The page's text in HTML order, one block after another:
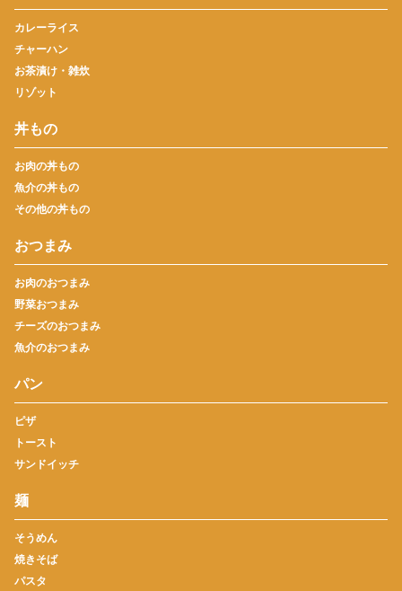
カレーライス
チャーハン
お茶漬け・雑炊
リゾット
丼もの
お肉の丼もの
魚介の丼もの
その他の丼もの
おつまみ
お肉のおつまみ
野菜おつまみ
チーズのおつまみ
魚介のおつまみ
パン
ピザ
トースト
サンドイッチ
麺
そうめん
焼きそば
パスタ